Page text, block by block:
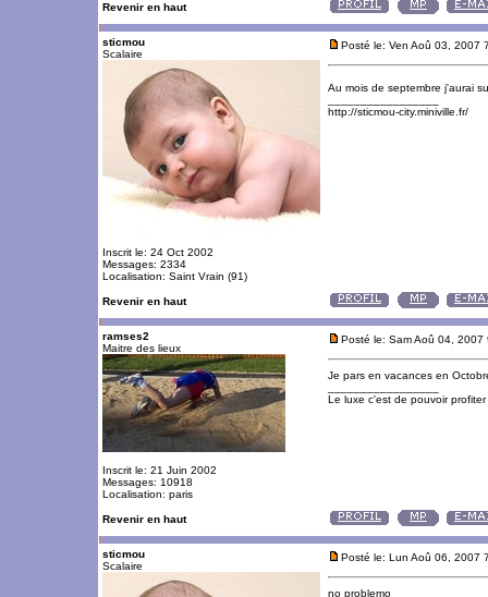
Revenir en haut
sticmou
Scalaire
Inscrit le: 24 Oct 2002
Messages: 2334
Localisation: Saint Vrain (91)
Posté le: Ven Aoû 03, 2007
Au mois de septembre j'aurai
http://sticmou-city.miniville.fr/
Revenir en haut
ramses2
Maitre des lieux
Inscrit le: 21 Juin 2002
Messages: 10918
Localisation: paris
Posté le: Sam Aoû 04, 2007
Je pars en vacances en
Le luxe c'est de pouvoir
Revenir en haut
sticmou
Scalaire
Posté le: Lun Aoû 06, 2007
no problemo